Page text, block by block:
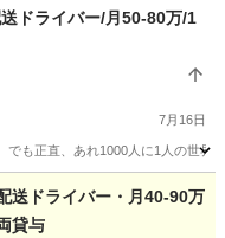
万
送ドライバー/月50-80万/1
7月16日
でも正直、あれ1000人に1人の世
80万
送ドライバー・月40-90万
貸与